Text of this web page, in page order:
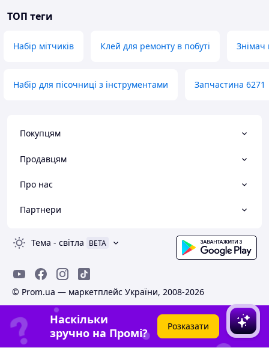
ТОП теги
Набір мітчиків Клей для ремонту в побуті Знімач
Набір для пісочниці з інструментами Запчастина 6271
Покупцям
Продавцям
Про нас
Партнери
Тема - світла BETA
© Prom.ua — маркетплейс України, 2008-2026
Наскільки
зручно на Промі?
Розказати